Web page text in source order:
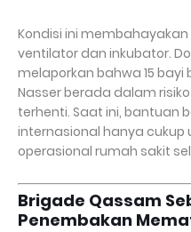
Kondisi ini
ventilator dan inkubator.
melaporkan bahwa 15 bayi
Nasser berada dalam
terhenti. Saat ini, bantuan
internasional hanya
operasional rumah sakit
Brigade Qassam
Penembakan